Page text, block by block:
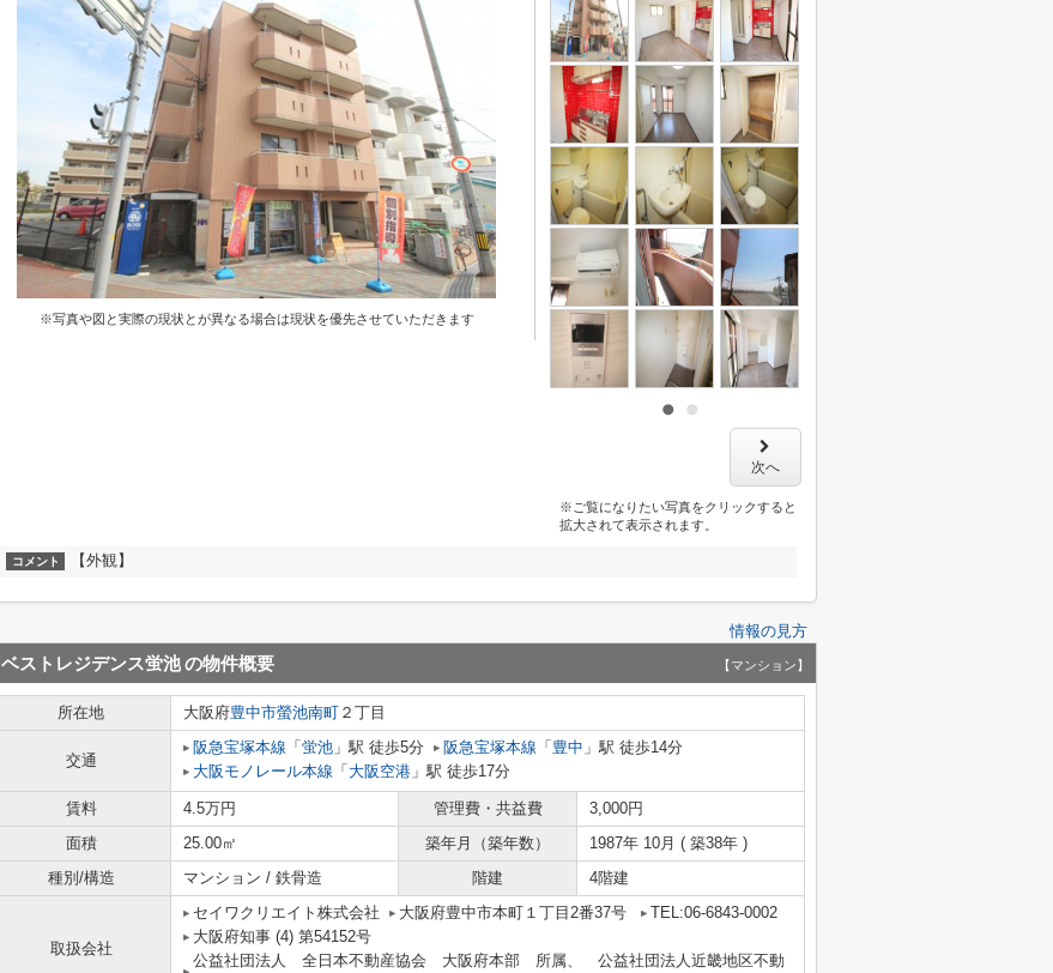
※写真や図と実際の現状とが異なる場合は現状を優先させていただきます
次へ
※ご覧になりたい写真をクリックすると
拡大されて表示されます。
コメント 【外観】
情報の見方
ベストレジデンス蛍池の物件概要 【マンション】
所在地 大阪府豊中市螢池南町 ２丁目
交通
阪急宝塚本線 「 蛍池 」駅 徒歩5分 阪急宝塚本線 「 豊中 」駅 徒歩14分
大阪モノレール本線 「 大阪空港 」駅 徒歩17分
賃料 4.5万円 管理費・共益費
3,000円
面積
25.00㎡ 築年月（築年数）
1987年 10月 ( 築38年 )
種別/構造
マンション / 鉄骨造 階建 4階建
取扱会社
セイワクリエイト株式会社 大阪府豊中市本町１丁目2番37号
TEL:06-6843-0002
大阪府知事 (4) 第54152号
公益社団法人 全日本不動産協会 大阪府本部 所属、 公益社団法人近畿地区不動